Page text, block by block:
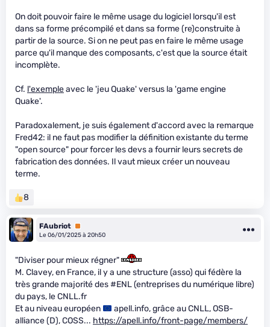
On doit pouvoir faire le même usage du logiciel lorsqu'il est
dans sa forme précompilé et dans sa forme (re)construite à
partir de la source. Si on ne peut pas en faire le même usage
parce qu'il manque des composants, c'est que la source était
incomplète.
Cf. l'exempleavec le 'jeu Quake' versus la 'game engine
Quake'.
Paradoxalement, je suis également d'accord avec la remarque
Fred42: il ne faut pas modifier la définition existante du terme
"open source" pour forcer les devs a fournir leurs secrets de
fabrication des données. Il vaut mieux créer un nouveau
terme.
8
FAubriot Premium
Le 06/01/2025 à 20h50
"Diviser pour mieux régner"
M. Clavey, en France, il y a une structure (asso) qui fédère la
très grande majorité des #ENL (entreprises du numérique libre)
du pays, le CNLL.fr
Et au niveau européen
apell.info, grâce au CNLL, OSB-
alliance (D), COSS... https://apell.info/front-page/members/